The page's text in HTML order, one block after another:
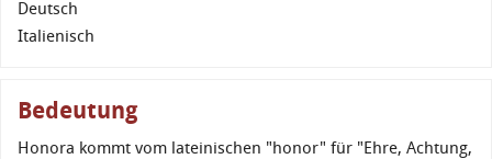
Deutsch
Italienisch
Bedeutung
Honora kommt vom lateinischen "honor" für "Ehre, Achtung,